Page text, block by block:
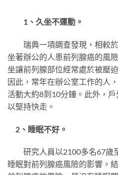
1、久坐不運動。
瑞典一項調查發現，相較於
坐著辦公的人患前列腺癌的風
坐讓前列腺部位經常處於被壓
因此，常年在辦公室工作的人
活動大約8到10分鐘。此外，
以堅持快走。
2、睡眠不好。
研究人員以2100多名67歲
睡眠對前列腺癌風險的影響。